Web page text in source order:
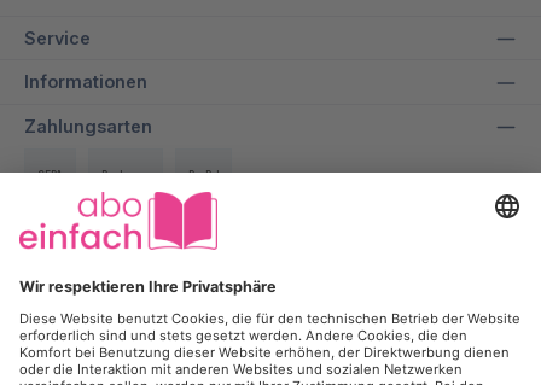
Service
Informationen
Zahlungsarten
SEPA Rechnung PayPal
Über uns
Wir bei aboeinfach geben alles dafür, dir ein entspanntes und
50% auf deine Lieblingszeitschrift zu sparen.